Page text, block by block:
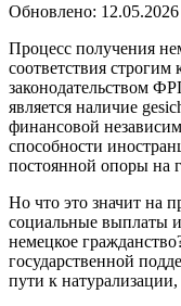
Обновлено:
Процесс получения
соответствия
законодательством
является наличие
финансовой
способности
постоянной опоры на
Но что это значит на
социальные выплаты
немецкое
государственной
пути к